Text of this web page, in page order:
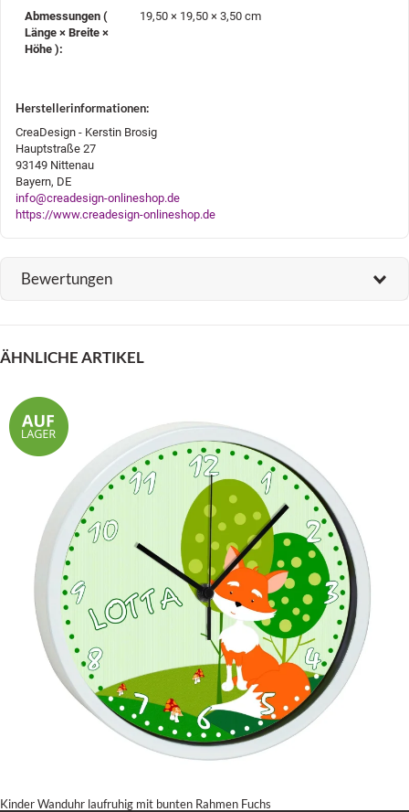
Abmessungen (
Länge × Breite ×
Höhe )‍:
19,50 × 19,50 × 3,50 cm
Herstellerinformationen:
CreaDesign - Kerstin Brosig
Hauptstraße 27
93149 Nittenau
Bayern, DE
info@creadesign-onlineshop.de
https://www.creadesign-onlineshop.de
Bewertungen
ÄHNLICHE ARTIKEL
Kinder Wanduhr laufruhig mit bunten Rahmen Fuchs